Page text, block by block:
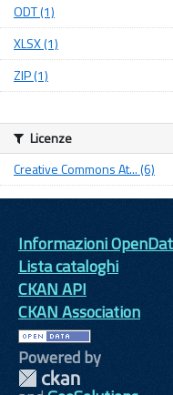
ODT (1)
XLSX (1)
ZIP (1)
Licenze
Creative Commons At... (6)
Informazioni
Lista cataloghi
CKAN API
CKAN Association
Powered by